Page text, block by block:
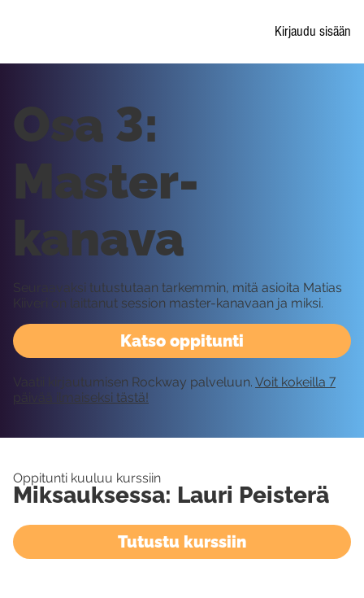
Kirjaudu sisään
Katso oppitunti
Osa 3:
Master-
kanava
Seuraavaksi tutustutaan tarkemmin, mitä asioita Matias
Kiiveri on laittanut session master-kanavaan ja miksi.
Vaatii kirjautumisen Rockway palveluun. Voit kokeilla 7
päivää ilmaiseksi tästä!
Oppitunti kuuluu kurssiin
Miksauksessa: Lauri Peisterä
Tutustu kurssiin